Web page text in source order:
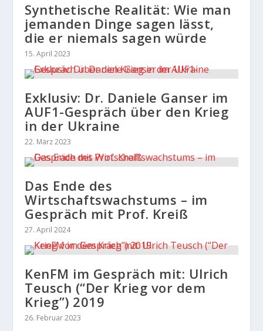
Synthetische Realität: Wie man
jemanden Dinge sagen lässt,
die er niemals sagen würde
15. April 2023
Exklusiv: Dr. Daniele Ganser im
AUF1-Gespräch über den Krieg
in der Ukraine
22. März 2023
Das Ende des
Wirtschaftswachstums – im
Gespräch mit Prof. Kreiß
27. April 2024
KenFM im Gespräch mit: Ulrich
Teusch (“Der Krieg vor dem
Krieg”) 2019
26. Februar 2023